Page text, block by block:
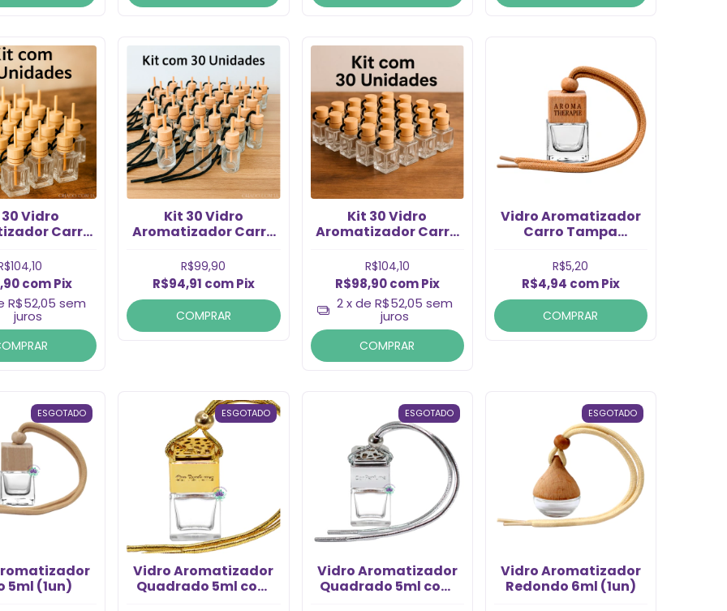
Vidro
Carro
(30 peças)
comPix
R$52,05 sem
juros
Kit 30 Vidro
Aromatizador Carro
vareta (30 pç)
R$99,90
R$94,91 comPix
COMPRAR
Kit 30 Vidro
Aromatizador Carro
R$104,10
R$98,90com Pix
2x deR$52,05 sem
juros
COMPRAR
Vidro Aromatizador
Carro Tampa
5ml (1un)
R$5,20
R$4,94 comPix
COMPRAR
ESGOTADO
5ml (1un)
ESGOTADO
Vidro Aromatizador
Quadrado 5ml com
ESGOTADO
Vidro Aromatizador
Quadrado 5ml com
ESGOTADO
Vidro Aromatizador
Redondo 6ml (1un)